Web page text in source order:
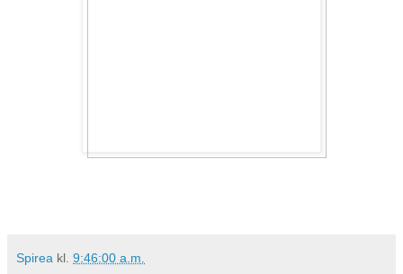
Spirea kl. 9:46:00 a.m.